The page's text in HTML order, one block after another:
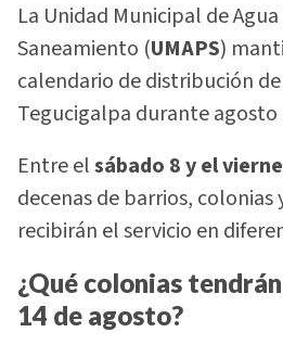
La Unidad Municipal de
Saneamiento (UMAPS)
calendario de distribución
Tegucigalpa durante agosto
Entre elsábado 8 y el
decenas de barrios, colonias
recibirán el servicio en
¿Qué colonias
14 de agosto?